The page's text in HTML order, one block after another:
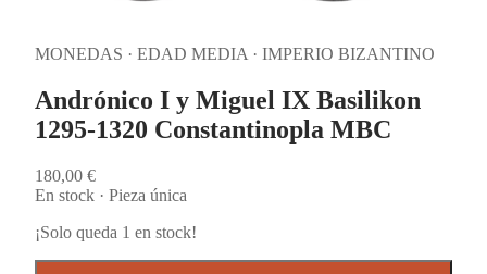
MONEDAS · EDAD MEDIA · IMPERIO BIZANTINO
Andrónico I y Miguel IX Basilikon
1295-1320 Constantinopla MBC
180,00 €
En stock · Pieza única
¡Solo queda 1 en stock!